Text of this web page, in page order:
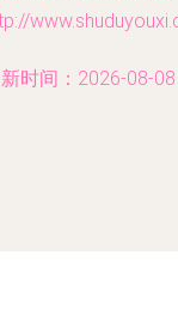
时间：2026-08-08